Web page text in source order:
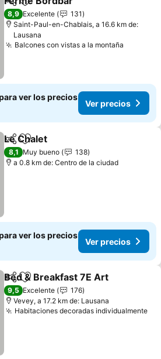
CompartirAñadir a favoritos
8,9 Excelente
131
Saint-Paul-en-Chablais, a 16.6 km de:
Lausana
Balcones con vistas a la montaña
ver los precios
Ver precios
CompartirAñadir a favoritos
Le Chalet
8,1 Muy bueno
138
a 0.8 km de: Centro de la ciudad
ver los precios
Ver precios
CompartirAñadir a favoritos
Bed & Breakfast 7E Art
9,5 Excelente
176
Vevey, a 17.2 km de: Lausana
Habitaciones decoradas individualmente